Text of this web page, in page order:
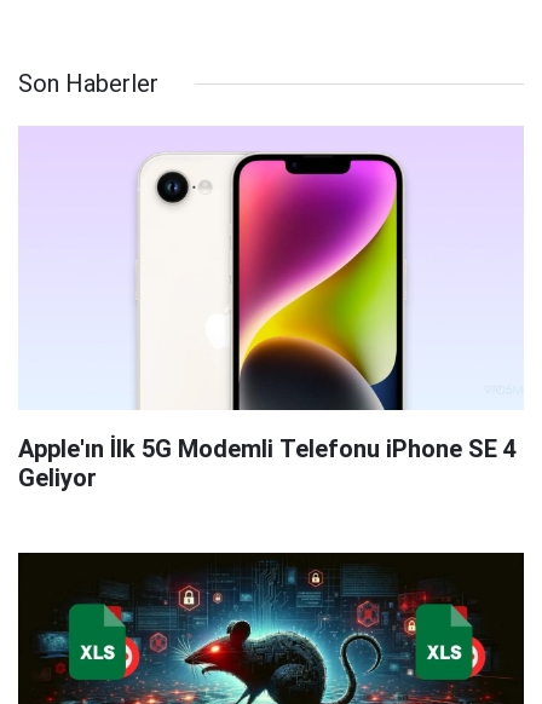
Son Haberler
Apple'ın İlk 5G Modemli Telefonu iPhone SE 4
Geliyor